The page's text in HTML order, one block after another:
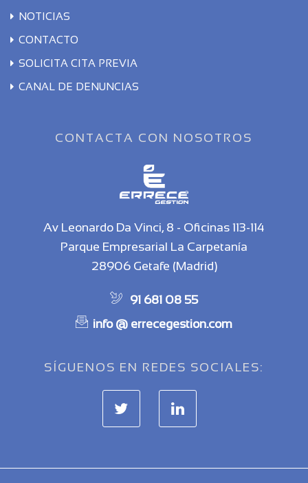
NOTICIAS
CONTACTO
SOLICITA CITA PREVIA
CANAL DE DENUNCIAS
CONTACTA CON NOSOTROS
Av Leonardo Da Vinci, 8 - Oficinas 113-114
Parque Empresarial La Carpetanía
28906 Getafe (Madrid)
91 681 08 55
info @ errecegestion.com
SÍGUENOS EN REDES SOCIALES: